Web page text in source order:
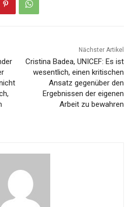
Nächster Artikel
Cristina Badea, UNICEF: Es ist
wesentlich, einen kritischen
Ansatz gegenüber den
Ergebnissen der eigenen
Arbeit zu bewahren